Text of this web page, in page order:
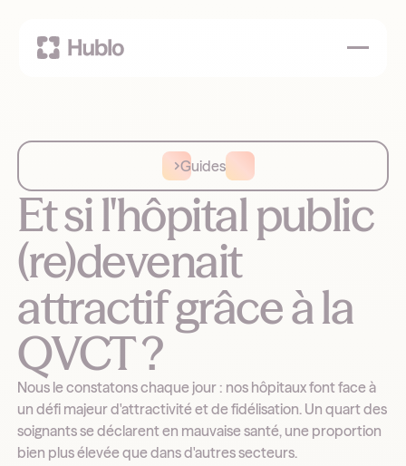
Guides
Et si l'hôpital public
(re)devenait
attractif grâce à la
QVCT ?
Nous le constatons chaque jour : nos hôpitaux font face à
un défi majeur d'attractivité et de fidélisation. Un quart des
soignants se déclarent en mauvaise santé, une proportion
bien plus élevée que dans d'autres secteurs.